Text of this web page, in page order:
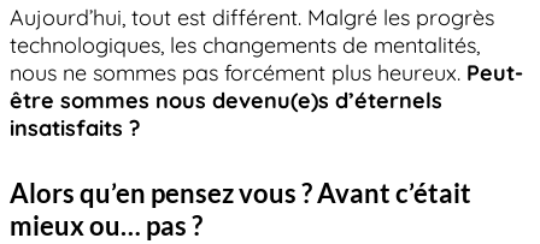
Aujourd’hui, tout est différent. Malgré les progrès
technologiques, les changements de mentalités,
nous ne sommes pas forcément plus heureux. Peut-
être sommes nous devenu(e)s d’éternels
insatisfaits ?
Alors qu’en pensez vous ? Avant c’était
mieux ou… pas ?